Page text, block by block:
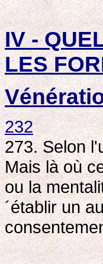
IV -
LES
232
273. Selon
Mais là où
ou la
´établir un